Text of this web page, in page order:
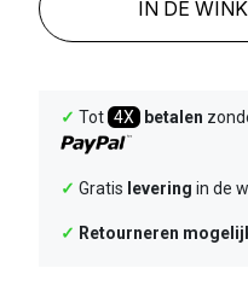
IN DE
✓ Tot 4X betalen
✓ Gratis levering in de
✓ Retourneren